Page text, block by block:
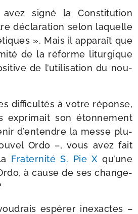
signé la Constitution
décla­ra­tion selon laquelle
». Mais il appa­raît que
de la réforme litur­gique
de l’utilisation du nou­
dif­ficultés à votre réponse,
expri­mait son éton­ne­ment
d’entendre la messe plu­
Ordo –, vous avez fait
Fraternité S. Pie X qu’une
à cause de ses chan­ge­
espé­rer inexactes –